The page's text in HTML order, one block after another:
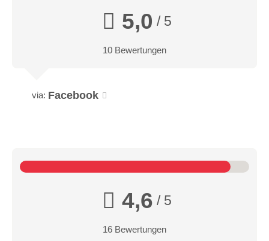
5,0 / 5
10 Bewertungen
via: Facebook
4,6 / 5
16 Bewertungen